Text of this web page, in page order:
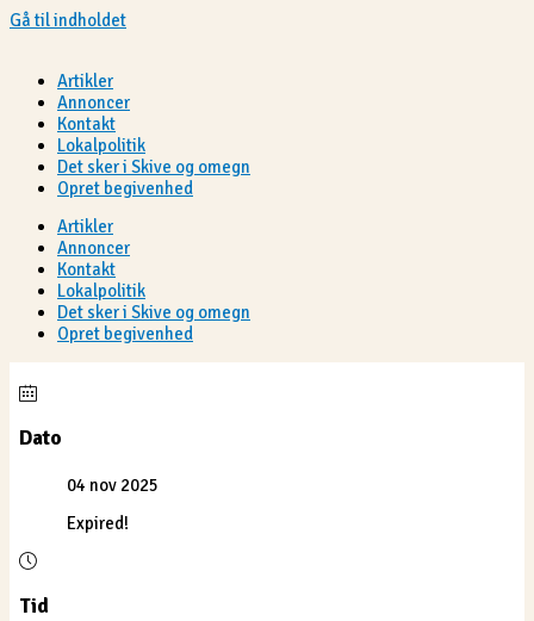
Gå til indholdet
Artikler
Annoncer
Kontakt
Lokalpolitik
Det sker i Skive og omegn
Opret begivenhed
Artikler
Annoncer
Kontakt
Lokalpolitik
Det sker i Skive og omegn
Opret begivenhed
Dato
04 nov 2025
Expired!
Tid